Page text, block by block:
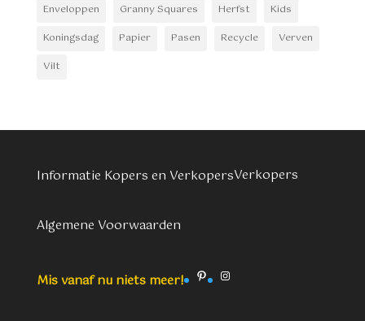
Enveloppen Granny Squares Herfst
Kids
Koningsdag
Papier Pasen Recycle
Verven
Vilt
Informatie Kopers en VerkopersVerkopers
Algemene Voorwaarden
Mis vanaf nu niets meer! PinterestInstagram